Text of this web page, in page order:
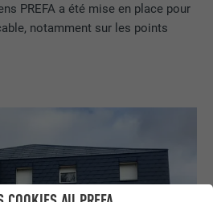
PREFA a été mise en place pour
notamment sur les points